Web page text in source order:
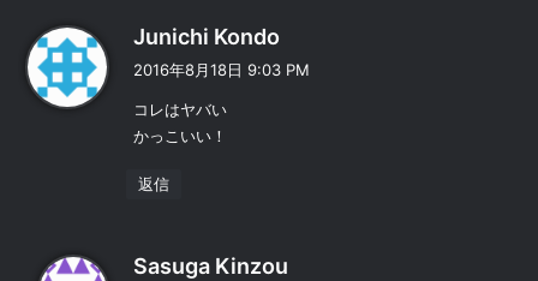
Junichi Kondo
2016年8月18日 9:03 PM
コレはヤバい
かっこいい！
返信
Sasuga Kinzou